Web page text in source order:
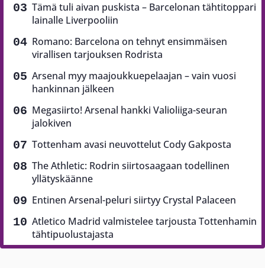
Tämä tuli aivan puskista – Barcelonan tähtitoppari
lainalle Liverpooliin
Romano: Barcelona on tehnyt ensimmäisen
virallisen tarjouksen Rodrista
Arsenal myy maajoukkuepelaajan – vain vuosi
hankinnan jälkeen
Megasiirto! Arsenal hankki Valioliiga-seuran
jalokiven
Tottenham avasi neuvottelut Cody Gakposta
The Athletic: Rodrin siirtosaagaan todellinen
yllätyskäänne
Entinen Arsenal-peluri siirtyy Crystal Palaceen
Atletico Madrid valmistelee tarjousta Tottenhamin
tähtipuolustajasta